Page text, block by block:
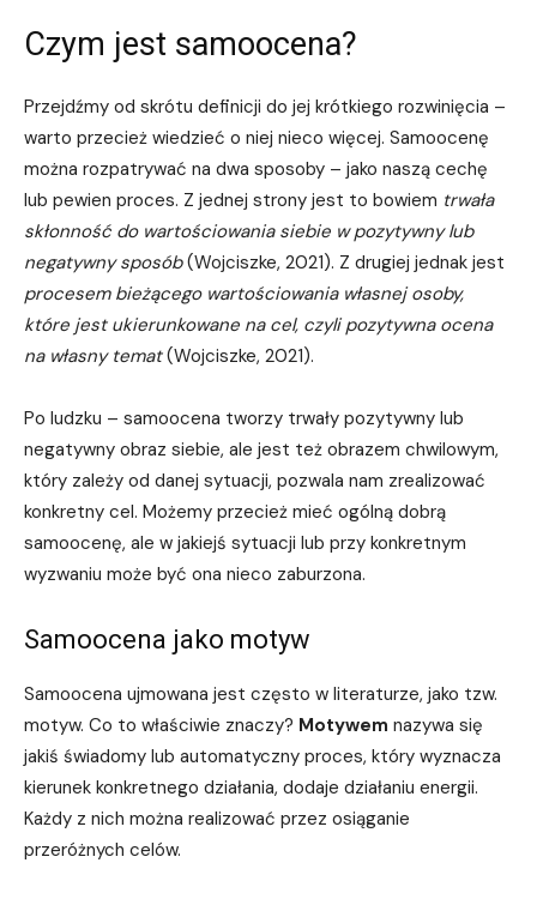
Czym jest samoocena?
Przejdźmy od skrótu definicji do jej krótkiego rozwinięcia –
warto przecież wiedzieć o niej nieco więcej. Samoocenę
można rozpatrywać na dwa sposoby – jako naszą cechę
lub pewien proces. Z jednej strony jest to bowiem trwała
skłonność do wartościowania siebie w pozytywny lub
negatywny sposób(Wojciszke, 2021). Z drugiej jednak jest
procesem bieżącego wartościowania własnej osoby,
które jest ukierunkowane na cel, czyli pozytywna ocena
na własny temat(Wojciszke, 2021).
Po ludzku – samoocena tworzy trwały pozytywny lub
negatywny obraz siebie, ale jest też obrazem chwilowym,
który zależy od danej sytuacji, pozwala nam zrealizować
konkretny cel. Możemy przecież mieć ogólną dobrą
samoocenę, ale w jakiejś sytuacji lub przy konkretnym
wyzwaniu może być ona nieco zaburzona.
Samoocena jako motyw
Samoocena ujmowana jest często w literaturze, jako tzw.
motyw. Co to właściwie znaczy? Motywem nazywa się
jakiś świadomy lub automatyczny proces, który wyznacza
kierunek konkretnego działania, dodaje działaniu energii.
Każdy z nich można realizować przez osiąganie
przeróżnych celów.